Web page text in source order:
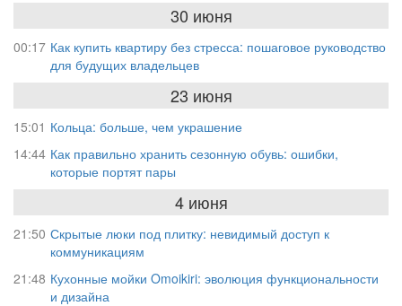
30 июня
00:17 Как купить квартиру без стресса: пошаговое руководство
для будущих владельцев
23 июня
15:01 Кольца: больше, чем украшение
14:44 Как правильно хранить сезонную обувь: ошибки,
которые портят пары
4 июня
21:50 Скрытые люки под плитку: невидимый доступ к
коммуникациям
21:48 Кухонные мойки Omoikiri: эволюция функциональности
и дизайна